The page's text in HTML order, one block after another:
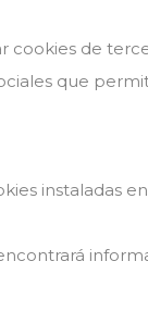
cookies de
que
instaladas